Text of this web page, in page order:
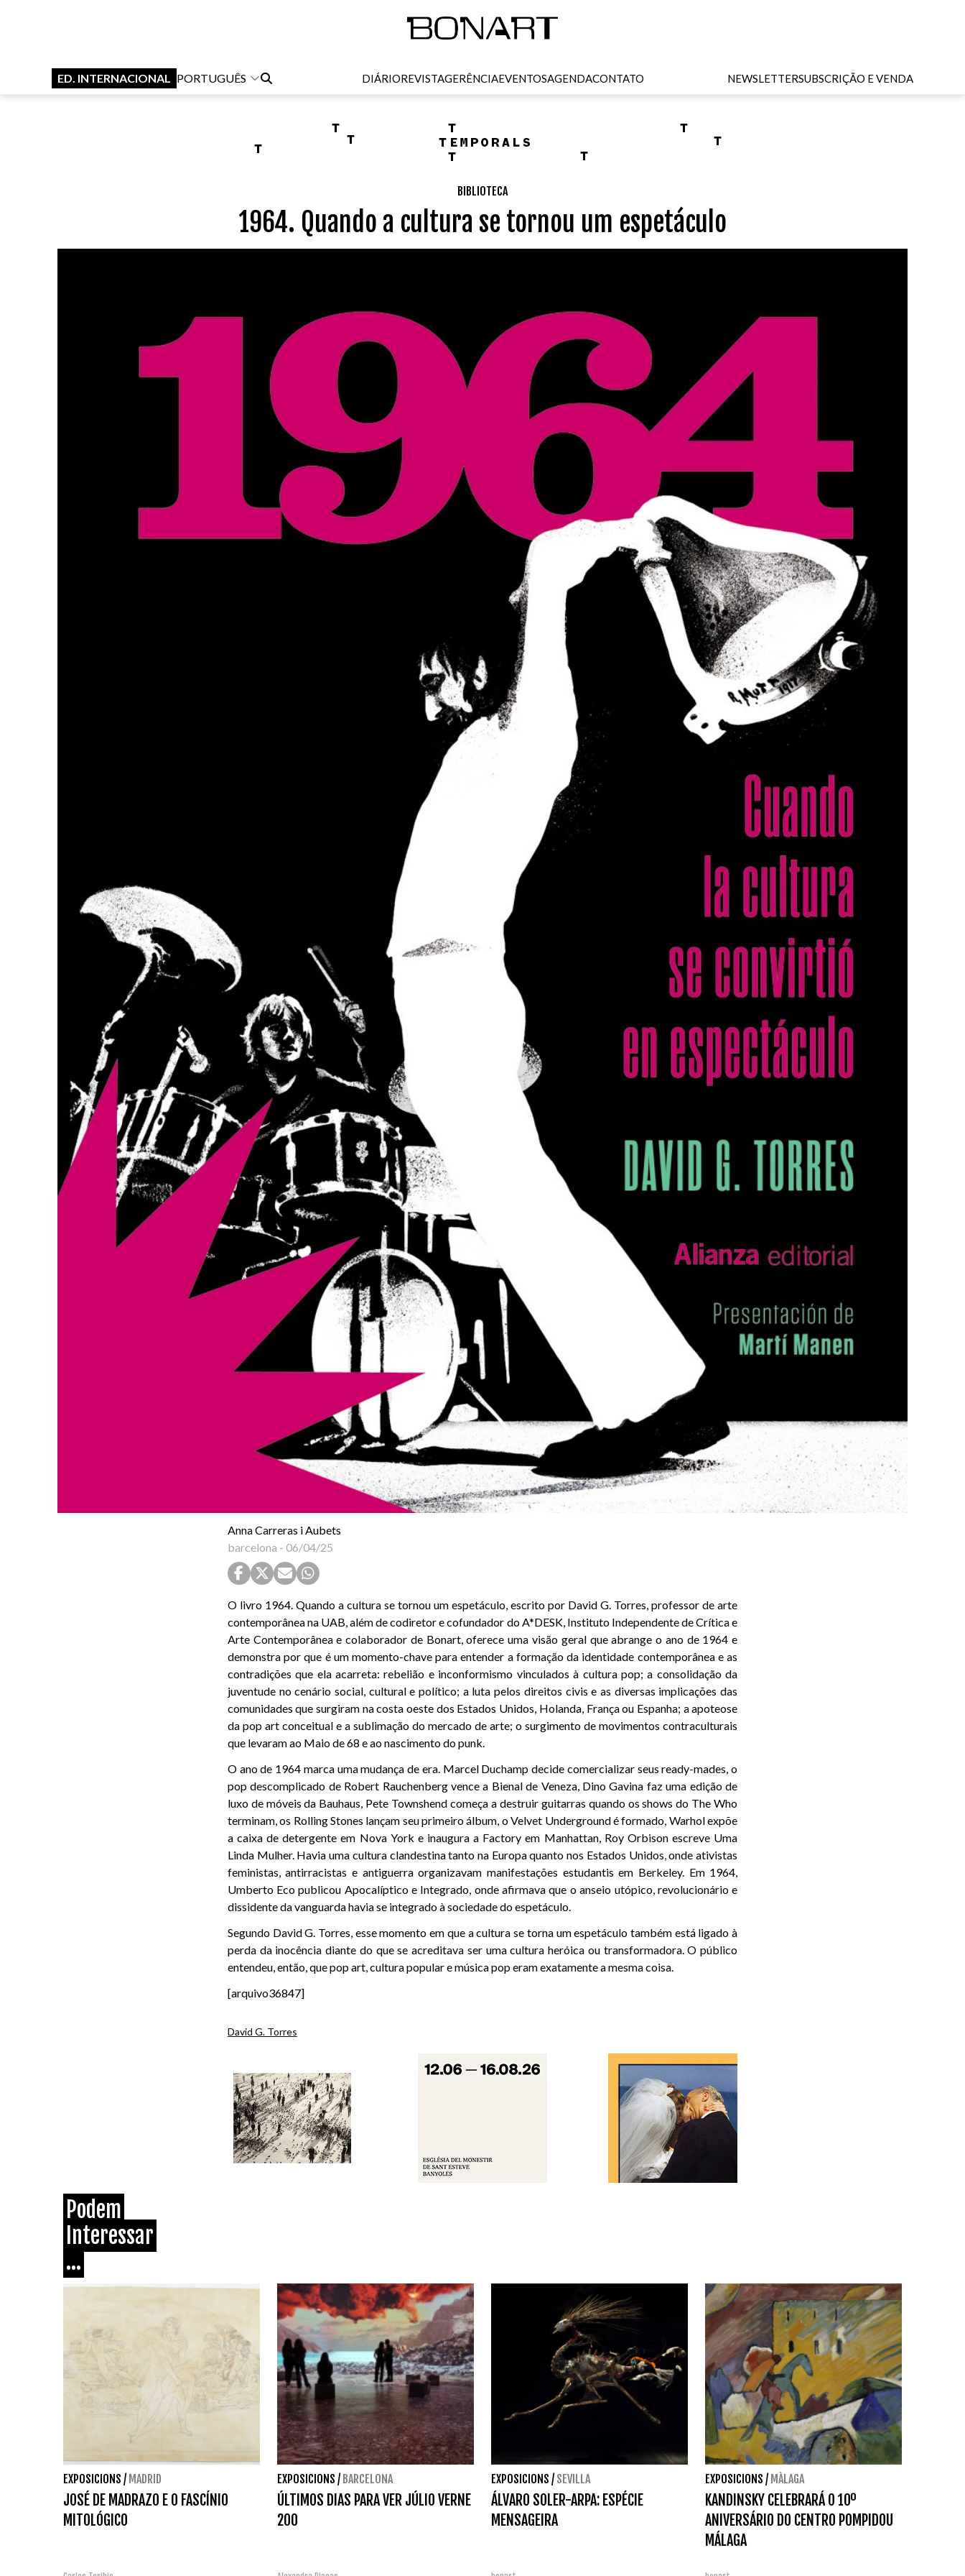
ED. INTERNACIONAL PORTUGUÊS DIÁRIOREVISTAGERÊNCIAEVENTOSAGENDACONTATO NEWSLETTERSUBSCRIÇÃO E VENDA
BIBLIOTECA
1964. Quando a cultura se tornou um espetáculo
Anna Carreras i Aubets
barcelona - 06/04/25
O livro 1964. Quando a cultura se tornou um espetáculo, escrito por David G. Torres, professor de arte
contemporânea na UAB, além de codiretor e cofundador do A*DESK, Instituto Independente de Crítica e
Arte Contemporânea e colaborador de Bonart, oferece uma visão geral que abrange o ano de 1964 e
demonstra por que é um momento-chave para entender a formação da identidade contemporânea e as
contradições que ela acarreta: rebelião e inconformismo vinculados à cultura pop; a consolidação da
juventude no cenário social, cultural e político; a luta pelos direitos civis e as diversas implicações das
comunidades que surgiram na costa oeste dos Estados Unidos, Holanda, França ou Espanha; a apoteose
da pop art conceitual e a sublimação do mercado de arte; o surgimento de movimentos contraculturais
que levaram ao Maio de 68 e ao nascimento do punk.
O ano de 1964 marca uma mudança de era. Marcel Duchamp decide comercializar seus ready-mades, o
pop descomplicado de Robert Rauchenberg vence a Bienal de Veneza, Dino Gavina faz uma edição de
luxo de móveis da Bauhaus, Pete Townshend começa a destruir guitarras quando os shows do The Who
terminam, os Rolling Stones lançam seu primeiro álbum, o Velvet Underground é formado, Warhol expõe
a caixa de detergente em Nova York e inaugura a Factory em Manhattan, Roy Orbison escreve Uma
Linda Mulher. Havia uma cultura clandestina tanto na Europa quanto nos Estados Unidos, onde ativistas
feministas, antirracistas e antiguerra organizavam manifestações estudantis em Berkeley. Em 1964,
Umberto Eco publicou Apocalíptico e Integrado, onde afirmava que o anseio utópico, revolucionário e
dissidente da vanguarda havia se integrado à sociedade do espetáculo.
Segundo David G. Torres, esse momento em que a cultura se torna um espetáculo também está ligado à
perda da inocência diante do que se acreditava ser uma cultura heróica ou transformadora. O público
entendeu, então, que pop art, cultura popular e música pop eram exatamente a mesma coisa.
[arquivo36847]
David G. Torres
Podem
Interessar
...
EXPOSICIONS / MADRID
JOSÉ DE MADRAZO E O FASCÍNIO
MITOLÓGICO
EXPOSICIONS / BARCELONA
ÚLTIMOS DIAS PARA VER JÚLIO VERNE
200
EXPOSICIONS / SEVILLA
ÁLVARO SOLER-ARPA: ESPÉCIE
MENSAGEIRA
EXPOSICIONS / MÀLAGA
KANDINSKY CELEBRARÁ O 10º
ANIVERSÁRIO DO CENTRO POMPIDOU
MÁLAGA